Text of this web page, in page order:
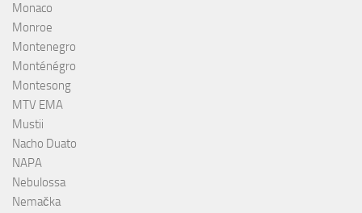
Monaco
Monroe
Montenegro
Monténégro
Montesong
MTV EMA
Mustii
Nacho Duato
NAPA
Nebulossa
Nemačka